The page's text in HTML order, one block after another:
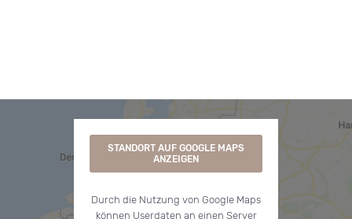
STANDORT AUF GOOGLE MAPS
ANZEIGEN
Durch die Nutzung von Google Maps
können Userdaten an einen Server